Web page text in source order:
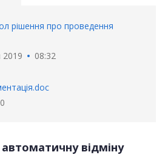
рішення про проведення
2019 08:32
відміну